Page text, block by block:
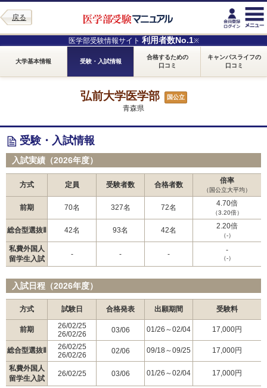
戻る
医学部受験情報サイト 利用者数No.1※
大学基本情報 受験・入試情報
合格するための
口コミ
キャンパスライフの
口コミ
弘前大学医学部 国公立
青森県
受験・入試情報
入試実績（2026年度）
方式 定員 受験者数 合格者数 倍率
（国公立大平均）
前期 70名 327名 72名 4.70倍
（3.20倍）
総合型選抜Ⅱ 42名 93名 42名 2.20倍
（-）
私費外国人
留学生入試
- - - -
（-）
入試日程（2026年度）
方式 試験日 合格発表 出願期間 受験料
前期
26/02/25
26/02/26
03/06 01/26～02/04 17,000円
総合型選抜Ⅱ
26/02/25
26/02/26
02/06 09/18～09/25 17,000円
私費外国人
留学生入試
26/02/25 03/06 01/26～02/04 17,000円